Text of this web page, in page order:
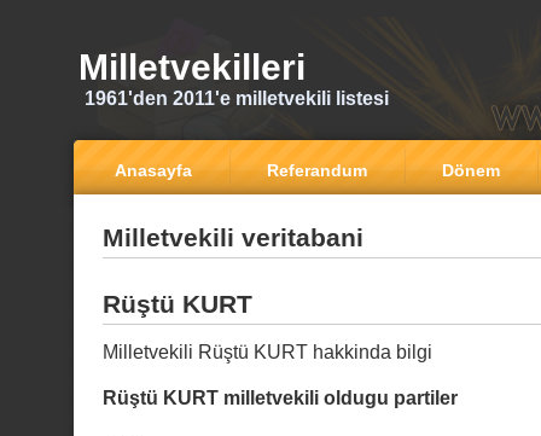
Milletvekilleri
1961'den 2011'e milletvekili listesi
Anasayfa Referandum Dönem
Milletvekili veritabani
Rüştü KURT
Milletvekili Rüştü KURT hakkinda bilgi
Rüştü KURT milletvekili oldugu partiler